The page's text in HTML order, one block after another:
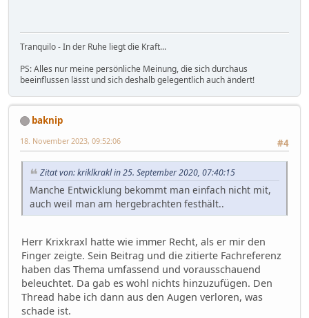
Tranquilo - In der Ruhe liegt die Kraft...
PS: Alles nur meine persönliche Meinung, die sich durchaus
beeinflussen lässt und sich deshalb gelegentlich auch ändert!
baknip
#4
18. November 2023, 09:52:06
Zitat von: kriklkrakl in 25. September 2020, 07:40:15
Manche Entwicklung bekommt man einfach nicht mit,
auch weil man am hergebrachten festhält..
Herr Krixkraxl hatte wie immer Recht, als er mir den
Finger zeigte. Sein Beitrag und die zitierte Fachreferenz
haben das Thema umfassend und vorausschauend
beleuchtet. Da gab es wohl nichts hinzuzufügen. Den
Thread habe ich dann aus den Augen verloren, was
schade ist.